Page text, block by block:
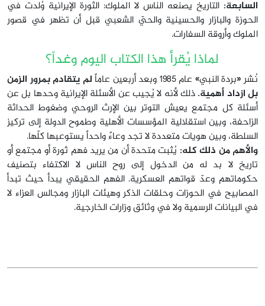
السابعة: التاريخ يصنعه الناس لا الملوك: الثورة الإيرانية وُلدت في
الحوزة والبازار والحسينية والحيّ الشعبي قبل أن تظهر في قصور
الملوك وأروقة السفارات.
لماذا يُقرأ هذا الكتاب اليوم وغداً؟
نُشر «بردة النبي» عام 1985 وبعد أربعين عاماً
لم يتقادم بمرور الزمن
بل ازداد أهمية.ذلك لأنه لا يُجيب عن الأسئلة الإيرانية وحدها بل عن
أسئلة كل مجتمع يعيش التوتر بين الإرث الروحي وضغوط الحداثة
الزاحفة، وبين استقلالية المؤسسات الأهلية وطموح الدولة إلى تركيز
السلطة، وبين هويات متعددة لا تجد وعاءً واحداً يستوعبها كلّها.
والأهم من ذلك كله: يُثبت متحدة أن من يريد فهم ثورة أو مجتمع أو
تاريخ لا بد له من الدخول إلى روح الناس لا الاكتفاء بتصنيف
حكوماتهم وعدّ قواتهم العسكرية. الفهم الحقيقي يبدأ حيث تبدأ
المصابيح في الحوزات وحلقات الذكر وهيئات البازار ومجالس العزاء لا
في البيانات الرسمية ولا في وثائق وزارات الخارجية.